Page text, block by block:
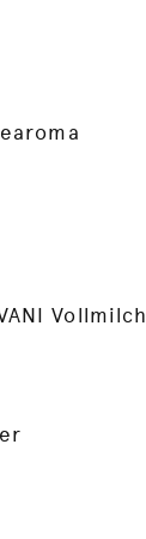
Vollmilch